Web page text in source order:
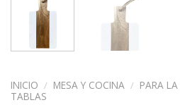
INICIO / MESA Y COCINA / PARA
TABLAS